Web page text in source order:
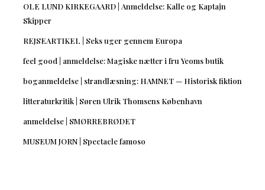
OLE LUND KIRKEGAARD | Anmeldelse: Kalle og Kaptajn
Skipper
REJSEARTIKEL | Seks uger gennem Europa
feel good | anmeldelse: Magiske nætter i fru Yeoms butik
boganmeldelse | strandlæsning: HAMNET — Historisk fiktion
litteraturkritik | Søren Ulrik Thomsens København
anmeldelse | SMØRREBRØDET
MUSEUM JORN | Spectacle famoso